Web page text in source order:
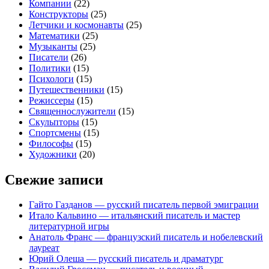
Компании (22)
Конструкторы (25)
Летчики и космонавты (25)
Математики (25)
Музыканты (25)
Писатели (26)
Политики (15)
Психологи (15)
Путешественники (15)
Режиссеры (15)
Священнослужители (15)
Скульпторы (15)
Спортсмены (15)
Философы (15)
Художники (20)
Свежие записи
Гайто Газданов — русский писатель первой эмиграции
Итало Кальвино — итальянский писатель и мастер
литературной игры
Анатоль Франс — французский писатель и нобелевский
лауреат
Юрий Олеша — русский писатель и драматург